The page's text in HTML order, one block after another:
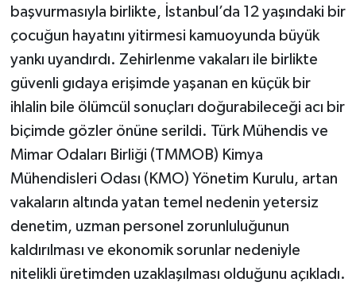
başvurmasıyla birlikte, İstanbul’da 12 yaşındaki bir
çocuğun hayatını yitirmesi kamuoyunda büyük
yankı uyandırdı. Zehirlenme vakaları ile birlikte
güvenli gıdaya erişimde yaşanan en küçük bir
ihlalin bile ölümcül sonuçları doğurabileceği acı bir
biçimde gözler önüne serildi. Türk Mühendis ve
Mimar Odaları Birliği (TMMOB) Kimya
Mühendisleri Odası (KMO) Yönetim Kurulu, artan
vakaların altında yatan temel nedenin yetersiz
denetim, uzman personel zorunluluğunun
kaldırılması ve ekonomik sorunlar nedeniyle
nitelikli üretimden uzaklaşılması olduğunu açıkladı.